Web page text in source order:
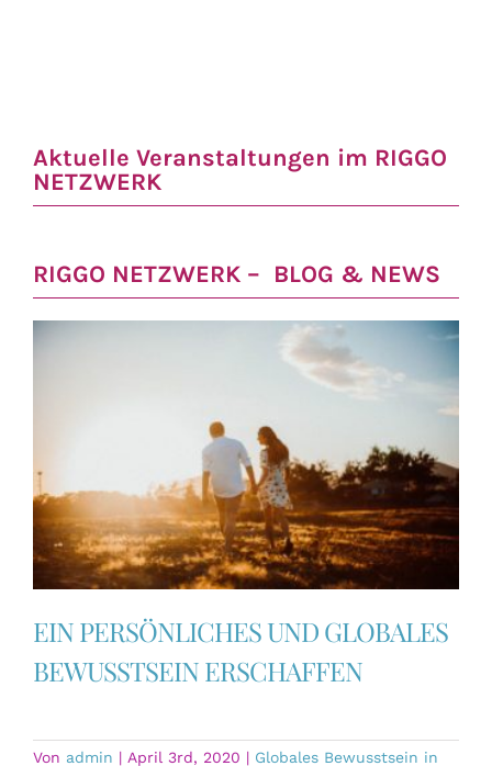
Aktuelle Veranstaltungen im RIGGO
NETZWERK
RIGGO NETZWERK – BLOG & NEWS
EIN PERSÖNLICHES UND GLOBALES
BEWUSSTSEIN ERSCHAFFEN
Von admin | April 3rd, 2020 | Globales Bewusstsein in